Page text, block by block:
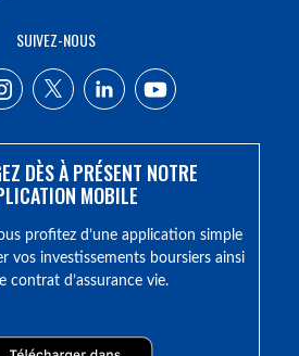
SUIVEZ-NOUS
DÈS À PRÉSENT NOTRE
MOBILE
profitez d’une application simple
vos investissements boursiers ainsi
contrat d’assurance vie.